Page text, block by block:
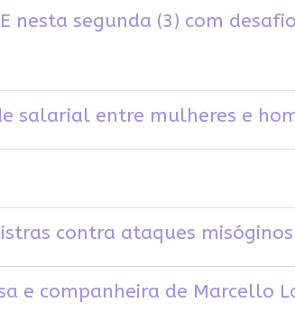
nesta segunda (3) com
salarial entre mulheres e
contra ataques
e companheira de Marcello